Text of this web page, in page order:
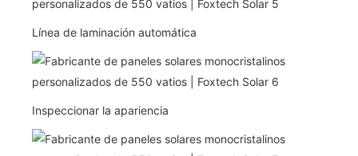
Línea de laminación automática
Inspeccionar la apariencia